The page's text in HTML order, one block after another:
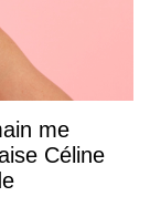
me
Céline